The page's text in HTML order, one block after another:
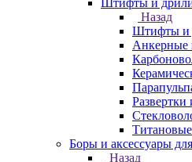
Штифты и
Назад
Штифты и
Развертки
Боры и аксессуары
Назад